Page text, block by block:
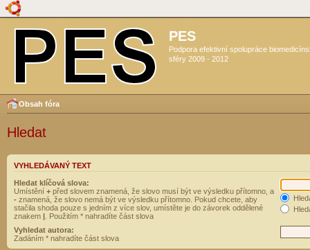
PES
Podpora efektivní spolupráce
sféry 2009 - 2012
Obsah fóra
Hledat
VYHLEDÁVANÝ TEXT
Hledat klíčová slova:
Umístění + před slovem znamená, že slovo musí být ve výsledku přítomno, a
- znamená, že slovo nemá být ve výsledku přítomno. Pokud chcete, aby
stačila shoda pouze s jedním z více slov, umístěte je do závorek oddělené
znakem | . Použitím * nahradíte část slova
Vyhledat autora:
Zadáním * nahradíte část slova